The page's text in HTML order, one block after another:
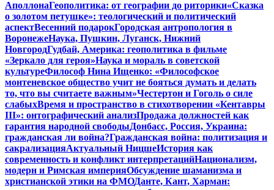
АполлонаГеополитика: от географии до риторики«Сказка
о золотом петушке»: теологический и политический
аспектВесенний подарокГородская антропология в
ВоронежеНаука, Пушкин, Луганск, Нижний
НовгородГудбай, Америка: геополитика в фильме
«Зеркало для героя»Наука и мораль в советской
культуреФилософ Нина Ищенко: «Философское
монтеневское общество учит не бояться думать и делать
то, что вы считаете важным»Честертон и Гоголь о силе
слабыхВремя и пространство в стихотворении «Кентавры
III»: онтографический анализПродажа должностей как
гарантия народной свободыДонбасс, Россия, Украина:
гражданская ли война?Гражданская война: политизация и
сакрализацияАктуальный НицшеИстория как
современность и конфликт интерпретацийНационализм,
модерн и Римская империяОбсуждение шаманизма и
христианской этики на ФМОДанте, Кант, Харман: